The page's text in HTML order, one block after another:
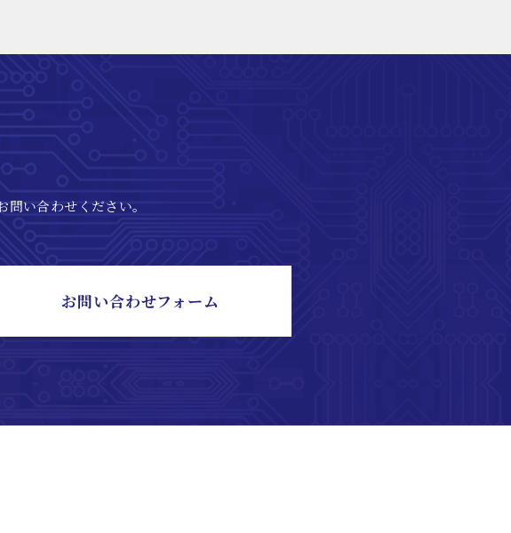
問い合わせください。
お問い合わせフォーム